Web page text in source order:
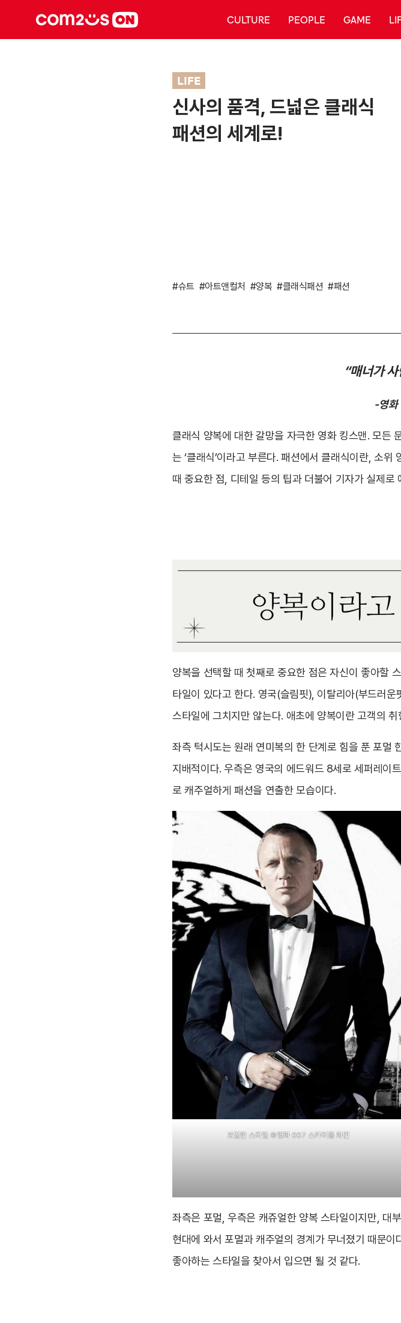
CULTURE PEOPLE GAME
LIFE
신사의 품격, 드넓은 클래식
패션의 세계로!
#슈트 #아트앤컬처 #양복 #클래식패션 #패션
“매너가
-영화
클래식 양복에 대한 갈망을 자극한 영화 킹스맨. 모든
는 ‘클래식’이라고 부른다. 패션에서 클래식이란, 소
때 중요한 점, 디테일 등의 팁과 더불어 기자가 실제
양복을 선택할 때 첫째로 중요한 점은 자신이 좋아할
타일이 있다고 한다. 영국(슬림핏), 이탈리아(부드러
스타일에 그치지만 않는다. 애초에 양복이란 고객의
좌측 턱시도는 원래 연미복의 한 단계로 힘을 푼 포멀
지배적이다. 우측은 영국의 에드워드 8세로 세퍼레이
로 캐주얼하게 패션을 연출한 모습이다.
포멀한 스타일 ©영화 007 스카이폴 화면
좌측은 포멀, 우측은 캐쥬얼한 양복 스타일이지만, 대
현대에 와서 포멀과 캐주얼의 경계가 무너졌기 때문
좋아하는 스타일을 찾아서 입으면 될 것 같다.